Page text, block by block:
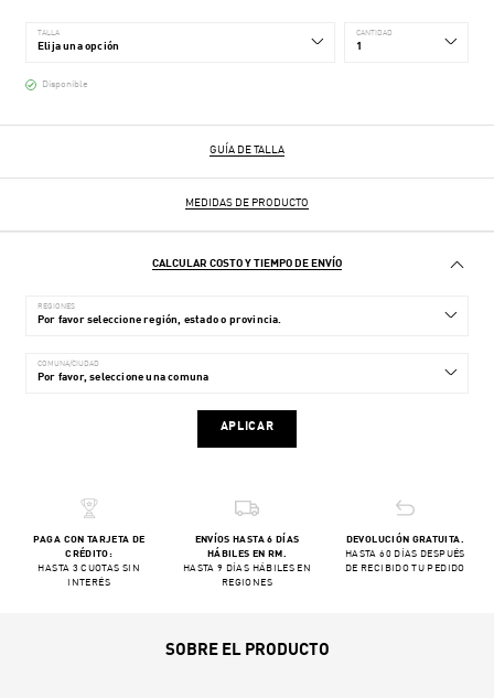
TALLA CANTIDAD
Disponible
GUÍA DE TALLA
MEDIDAS DE PRODUCTO
CALCULAR COSTO Y TIEMPO DE ENVÍO
REGIONES
COMUNA/CIUDAD
APLICAR
PAGA CON TARJETA DE
CRÉDITO:
HASTA 3 CUOTAS SIN
INTERÉS
ENVÍOS HASTA 6 DÍAS
HÁBILES EN RM.
HASTA 9 DÍAS HÁBILES EN
REGIONES
DEVOLUCIÓN GRATUITA.
HASTA 60 DÍAS DESPUÉS
DE RECIBIDO TU PEDIDO
SOBRE EL PRODUCTO